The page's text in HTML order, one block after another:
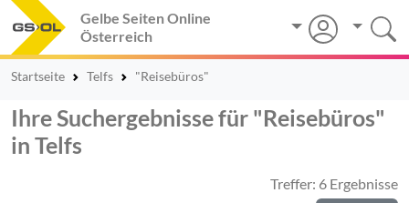
Gelbe Seiten Online
Österreich
Startseite Telfs "Reisebüros"
Ihre Suchergebnisse für "Reisebüros"
in Telfs
Treffer: 6 Ergebnisse